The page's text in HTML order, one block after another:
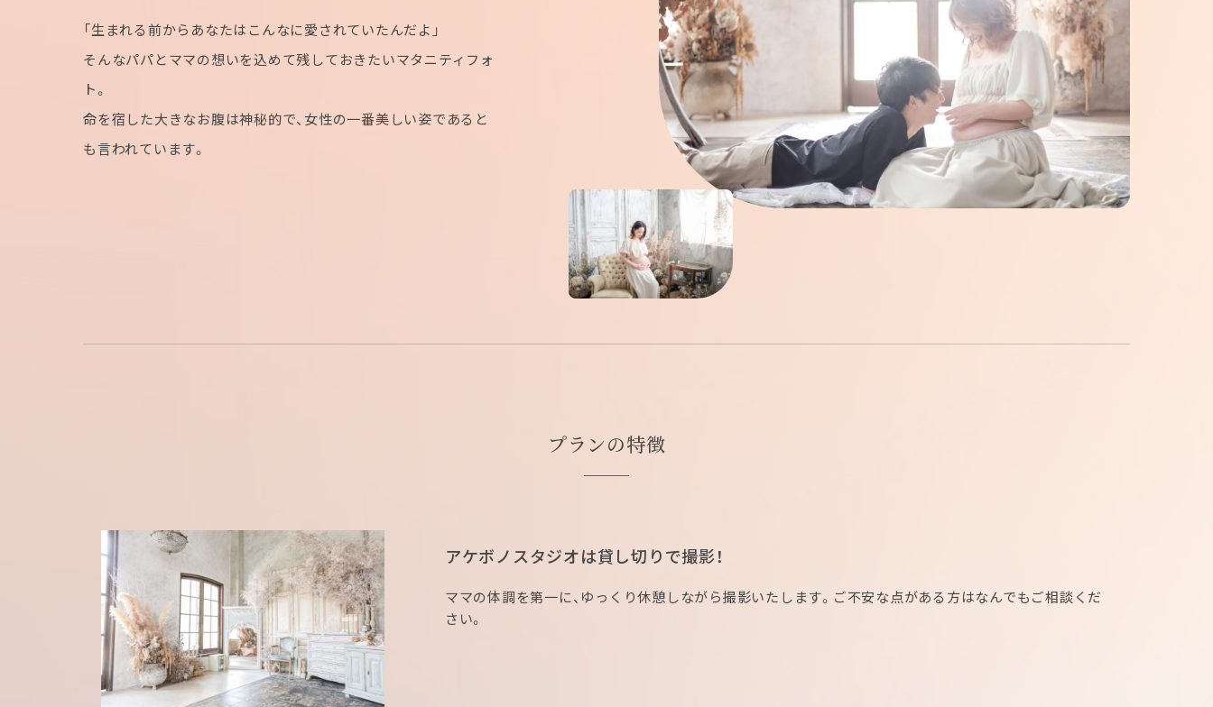
「生まれる前からあなたはこんなに愛されていたんだよ」
そんなパパとママの想いを込めて残しておきたいマタニティフォ
ト。
命を宿した大きなお腹は神秘的で、女性の一番美しい姿であると
も言われています。
プランの特徴
アケボノスタジオは貸し切りで撮影！
ママの体調を第一に、ゆっくり休憩しながら撮影いたします。ご不安な点がある方はなんでもご相談くだ
さい。